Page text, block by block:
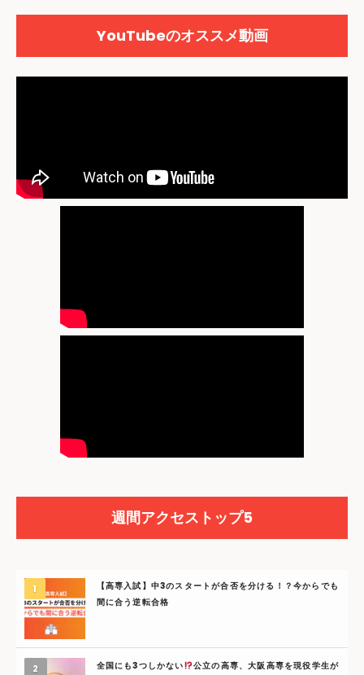
YouTubeのオススメ動画
週間アクセストップ5
【高専入試】中3のスタートが合否を分ける！？今からでも
間に合う逆転合格
全国にも3つしかない
公立の高専、大阪高専を現役学生が